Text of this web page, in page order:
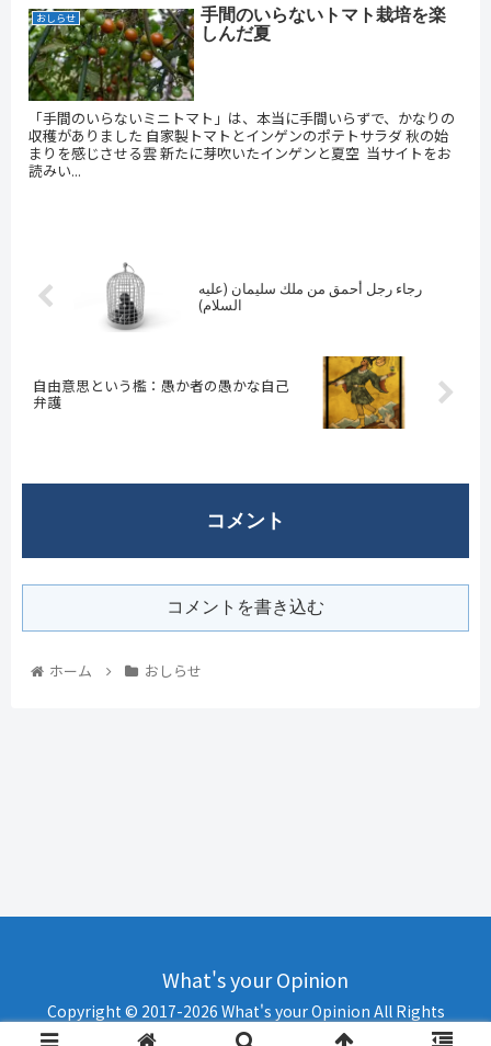
おしらせ
手間のいらないトマト栽培を楽
しんだ夏
「手間のいらないミニトマト」は、本当に手間いらずで、かなりの
収穫がありました 自家製トマトとインゲンのポテトサラダ 秋の始
まりを感じさせる雲 新たに芽吹いたインゲンと夏空 当サイトをお
読みい...
رجاء رجل أحمق من ملك سليمان (عليه
السلام)
自由意思という檻：愚か者の愚かな自己
弁護
コメント
コメントを書き込む
ホーム おしらせ
What's your Opinion
Copyright © 2017-2026 What's your Opinion All Rights
Reserved.